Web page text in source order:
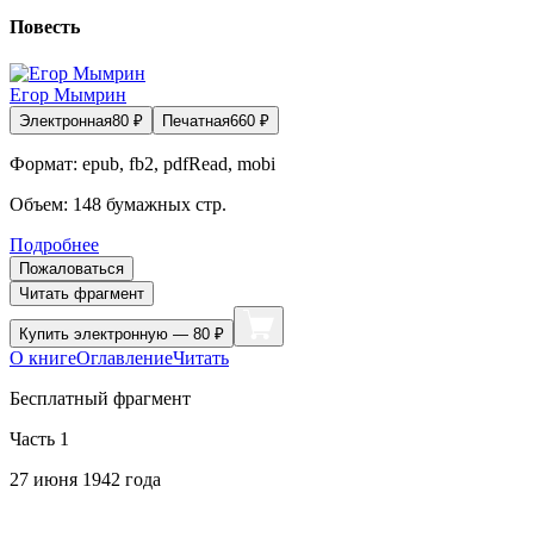
Повесть
Егор Мымрин
Электронная80 ₽ Печатная660 ₽
Формат: epub, fb2, pdfRead, mobi
Объем: 148 бумажных стр.
Подробнее
Пожаловаться
Читать фрагмент
Купить электронную — 80 ₽
О книгеОглавлениеЧитать
Бесплатный фрагмент
Часть 1
27 июня 1942 года